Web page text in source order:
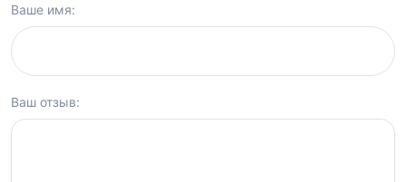
Ваше имя:
Ваш отзыв: